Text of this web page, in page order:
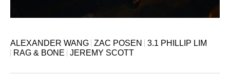
ALEXANDER WANG ZAC POSEN
3.1 PHILLIP LIM
RAG & BONE
JEREMY SCOTT